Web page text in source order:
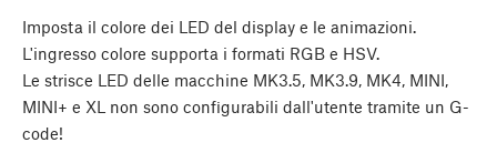
Imposta il colore dei LED del display e le animazioni.
L'ingresso colore supporta i formati RGB e HSV.
Le strisce LED delle macchine MK3.5, MK3.9, MK4, MINI,
MINI+ e XL non sono configurabili dall'utente tramite un G-
code!